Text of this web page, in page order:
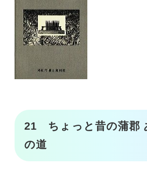
21 ちょっと昔の蒲郡
の道